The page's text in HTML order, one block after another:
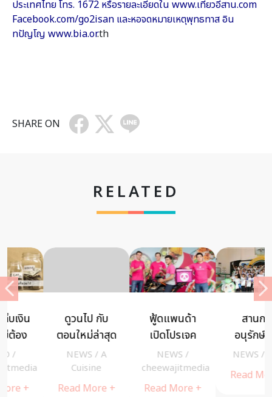
ประเทศไทย โทร. 1672 หรือรายละเอียดใน www.เที่ยวอีสาน.com
Facebook.com/go2isan และหอจดหมายเหตุพุทธทาส อิน
ทปัญโญ www.bia.or.th
SHARE ON
RELATED
ดูวนไป กับ
ตอนใหม่ล่าสุด
รีส์ Bare
Skin Chat
A
Cuisine
Read More +
ฟู้ดแพนด้า
เปิดโปรเจค
ใหม่ “ครัว”
ครั้งแรกของ
วงการส่ง
cheewajitmedia
Read More +
อนุรักษ์ เต่า
ทะเล ให้ยั่งยืน
ด้วยการให้
ความรู้เยาวชน
Riya
Read More +